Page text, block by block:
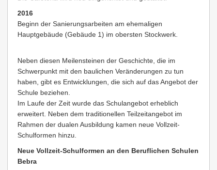
2016
Beginn der Sanierungsarbeiten am ehemaligen
Hauptgebäude (Gebäude 1) im obersten Stockwerk.
Neben diesen Meilensteinen der Geschichte, die im
Schwerpunkt mit den baulichen Veränderungen zu tun
haben, gibt es Entwicklungen, die sich auf das Angebot der
Schule beziehen.
Im Laufe der Zeit wurde das Schulangebot erheblich
erweitert. Neben dem traditionellen Teilzeitangebot im
Rahmen der dualen Ausbildung kamen neue Vollzeit-
Schulformen hinzu.
Neue Vollzeit-Schulformen an den Beruflichen Schulen
Bebra